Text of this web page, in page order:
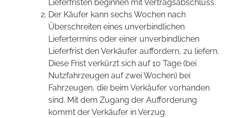
Lieferfristen beginnen mit Vertragsabschluss.
Der Käufer kann sechs Wochen nach
Überschreiten eines unverbindlichen
Liefertermins oder einer unverbindlichen
Lieferfrist den Verkäufer auffordern, zu liefern.
Diese Frist verkürzt sich auf 10 Tage (bei
Nutzfahrzeugen auf zwei Wochen) bei
Fahrzeugen, die beim Verkäufer vorhanden
sind. Mit dem Zugang der Aufforderung
kommt der Verkäufer in Verzug.